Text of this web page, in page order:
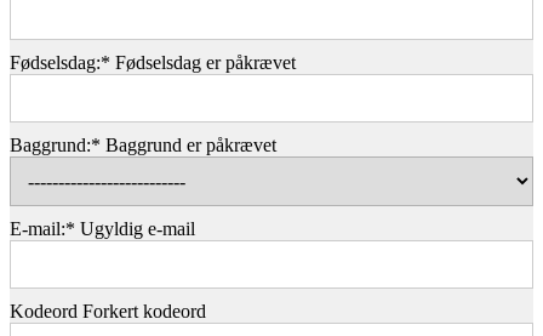
Fødselsdag:* Fødselsdag er påkrævet
Baggrund:* Baggrund er påkrævet
E-mail:* Ugyldig e-mail
Kodeord Forkert kodeord